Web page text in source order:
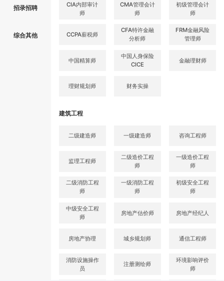
招录招聘
综合其他
CIA内部审计
师
CMA管理会计
师
初级管理会计
师
CCPA薪税师
CFA特许金融
分析师
FRM金融风险
管理师
中国精算师
中国人身保险
CICE
金融理财师
理财规划师 财务实操
建筑工程
二级建造师 一级建造师 咨询工程师
监理工程师
二级造价工程
师
一级造价工程
师
二级消防工程
师
一级消防工程
师
初级安全工程
师
中级安全工程
师
房地产估价师 房地产经纪人
房地产协理 城乡规划师 通信工程师
消防设施操作
员
注册测绘师
环境影响评价
师